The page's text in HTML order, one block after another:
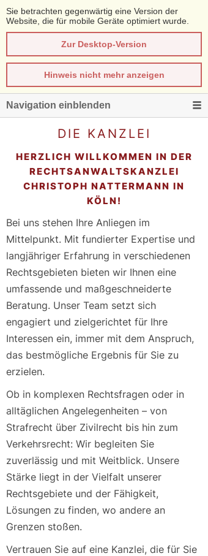
Sie betrachten gegenwärtig eine Version der
Website, die für mobile Geräte optimiert wurde.
Zur Desktop-Version
Hinweis nicht mehr anzeigen
Navigation einblenden
DIE KANZLEI
HERZLICH WILLKOMMEN IN DER
RECHTSANWALTSKANZLEI
CHRISTOPH NATTERMANN IN
KÖLN!
Bei uns stehen Ihre Anliegen im
Mittelpunkt. Mit fundierter Expertise und
langjähriger Erfahrung in verschiedenen
Rechtsgebieten bieten wir Ihnen eine
umfassende und maßgeschneiderte
Beratung. Unser Team setzt sich
engagiert und zielgerichtet für Ihre
Interessen ein, immer mit dem Anspruch,
das bestmögliche Ergebnis für Sie zu
erzielen.
Ob in komplexen Rechtsfragen oder in
alltäglichen Angelegenheiten – von
Strafrecht über Zivilrecht bis hin zum
Verkehrsrecht: Wir begleiten Sie
zuverlässig und mit Weitblick. Unsere
Stärke liegt in der Vielfalt unserer
Rechtsgebiete und der Fähigkeit,
Lösungen zu finden, wo andere an
Grenzen stoßen.
Vertrauen Sie auf eine Kanzlei, die für Sie